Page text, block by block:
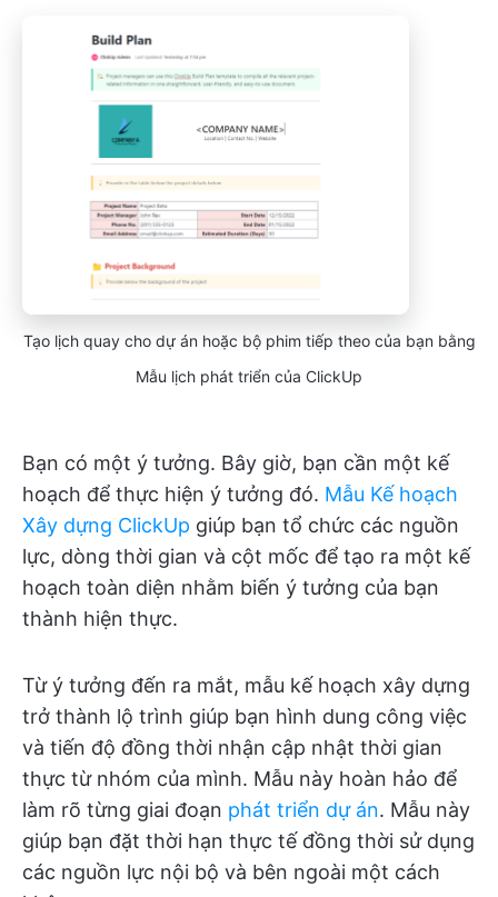
Tạo lịch quay cho dự án hoặc bộ phim tiếp theo của bạn bằng
Mẫu lịch phát triển của ClickUp
Bạn có một ý tưởng. Bây giờ, bạn cần một kế
hoạch để thực hiện ý tưởng đó. Mẫu Kế hoạch
Xây dựng ClickUp giúp bạn tổ chức các nguồn
lực, dòng thời gian và cột mốc để tạo ra một kế
hoạch toàn diện nhằm biến ý tưởng của bạn
thành hiện thực.
Từ ý tưởng đến ra mắt, mẫu kế hoạch xây dựng
trở thành lộ trình giúp bạn hình dung công việc
và tiến độ đồng thời nhận cập nhật thời gian
thực từ nhóm của mình. Mẫu này hoàn hảo để
làm rõ từng giai đoạn phát triển dự án. Mẫu này
giúp bạn đặt thời hạn thực tế đồng thời sử dụng
các nguồn lực nội bộ và bên ngoài một cách